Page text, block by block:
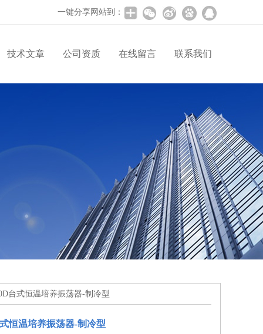
一键分享网站到：
技术文章 公司资质 在线留言 联系我们
台式恒温培养振荡器-制冷型
恒温培养振荡器-制冷型